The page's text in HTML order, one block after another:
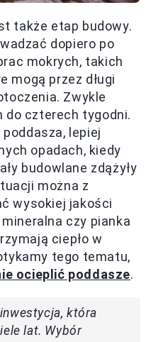
także etap budowy.
dopiero po
mokrych, takich
mogą przez długi
Zwykle
do czterech tygodni.
lepiej
opadach, kiedy
budowlane zdążyły
można z
wysokiej jakości
czy pianka
ciepło w
tego tematu,
ocieplić poddasze.
która
lat. Wybór